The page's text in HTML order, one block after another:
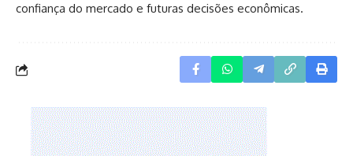
confiança do mercado e futuras decisões econômicas.